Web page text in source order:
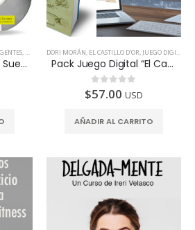
, TODOS LOS PAÍSES
Doce Deseos… Doce Sueños Cumplidos
DORI MORÁN, EL CASTILLO D'OR, JUEGO DIGITAL
Pack Juego Digital “El Castillo D’Or” + Libro Digital “El Castillo D’Or, El Camino hacia tu crecimiento personal”
0de 5
$57.00 USD
AÑADIR AL CARRITO